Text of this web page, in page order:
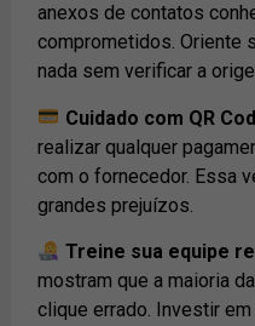
anexos de contatos
comprometidos. Oriente
nada sem verificar a
Cuidado com QR
realizar qualquer
com o fornecedor. Essa
grandes prejuízos.
Treine sua equipe
mostram que a maioria
clique errado. Investir